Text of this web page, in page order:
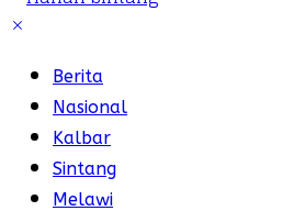
Berita
Nasional
Kalbar
Sintang
Melawi